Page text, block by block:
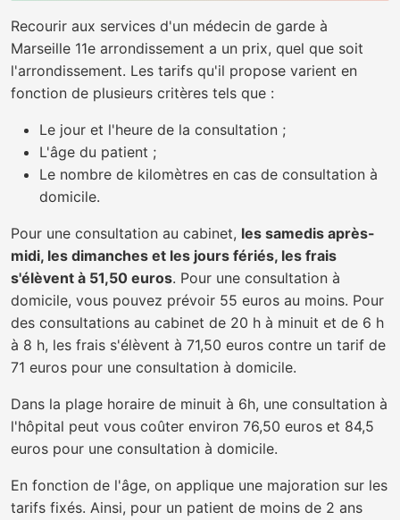
Recourir aux services d'un médecin de garde à
Marseille 11e arrondissement a un prix, quel que soit
l'arrondissement. Les tarifs qu'il propose varient en
fonction de plusieurs critères tels que :
Le jour et l'heure de la consultation ;
L'âge du patient ;
Le nombre de kilomètres en cas de consultation à
domicile.
Pour une consultation au cabinet, les samedis après-
midi, les dimanches et les jours fériés, les frais
s'élèvent à 51,50 euros. Pour une consultation à
domicile, vous pouvez prévoir 55 euros au moins. Pour
des consultations au cabinet de 20 h à minuit et de 6 h
à 8 h, les frais s'élèvent à 71,50 euros contre un tarif de
71 euros pour une consultation à domicile.
Dans la plage horaire de minuit à 6h, une consultation à
l'hôpital peut vous coûter environ 76,50 euros et 84,5
euros pour une consultation à domicile.
En fonction de l'âge, on applique une majoration sur les
tarifs fixés. Ainsi, pour un patient de moins de 2 ans